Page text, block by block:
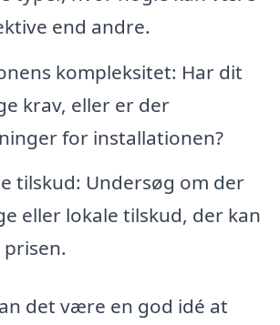
end andre.
kompleksitet: Har dit
krav, eller er der
for installationen?
tilskud: Undersøg om der
eller lokale tilskud, der kan
det være en god idé at